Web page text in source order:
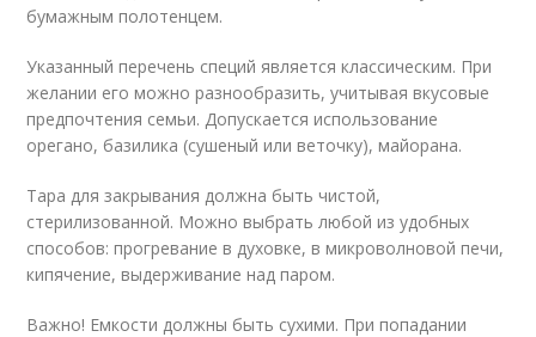
бумажным полотенцем.
Указанный перечень специй является классическим. При
желании его можно разнообразить, учитывая вкусовые
предпочтения семьи. Допускается использование
орегано, базилика (сушеный или веточку), майорана.
Тара для закрывания должна быть чистой,
стерилизованной. Можно выбрать любой из удобных
способов: прогревание в духовке, в микроволновой печи,
кипячение, выдерживание над паром.
Важно! Емкости должны быть сухими. При попадании